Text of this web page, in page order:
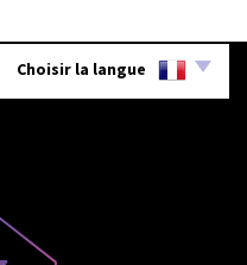
Choisir la langue